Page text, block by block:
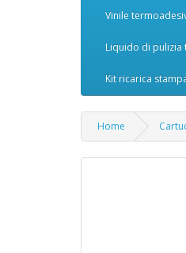
Vinile
Liquido di pulizia
Kit ricarica
Home